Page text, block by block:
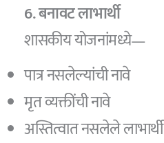
6. बनावट लाभार्थी
शासकीय योजनांमध्ये—
पात्र नसलेल्यांची नावे
मृत व्यक्तींची नावे
अस्तित्वात नसलेले लाभार्थी